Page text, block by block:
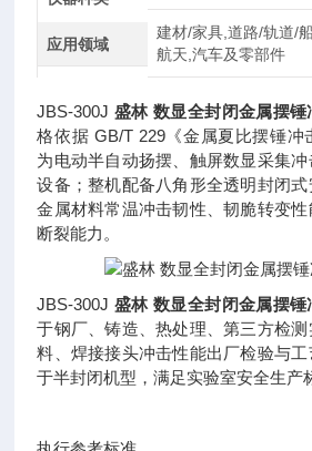
应用领域
建材/家具,道路/轨道/
航天,汽车及零部件
JBS-300J 盛林 数显全封闭金属摆锤
格依据 GB/T 229《金属夏比摆锤冲
为电动半自动扬摆、触屏数显采集
设备；整机配备八角形全透明封闭
金属材料常温冲击韧性、韧脆转变
断裂能力。
JBS-300J 盛林 数显全封闭金属摆锤
于钢厂、铸造、热处理、第三方检
料、焊接接头冲击性能出厂检验与
于半封闭机型，满足实验室安全生产